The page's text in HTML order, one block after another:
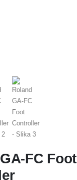
FC Foot